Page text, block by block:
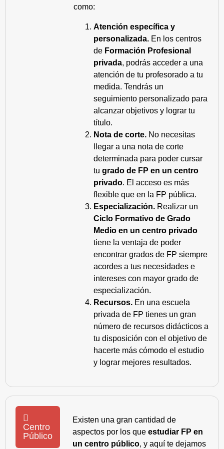
como:
Atención específica y
personalizada. En los centros
de Formación Profesional
privada, podrás acceder a una
atención de tu profesorado a tu
medida. Tendrás un
seguimiento personalizado para
alcanzar objetivos y lograr tu
título.
Nota de corte. No necesitas
llegar a una nota de corte
determinada para poder cursar
tu grado de FP en un centro
privado. El acceso es más
flexible que en la FP pública.
Especialización. Realizar un
Ciclo Formativo de Grado
Medio en un centro privado
tiene la ventaja de poder
encontrar grados de FP siempre
acordes a tus necesidades e
intereses con mayor grado de
especialización.
Recursos. En una escuela
privada de FP tienes un gran
número de recursos didácticos a
tu disposición con el objetivo de
hacerte más cómodo el estudio
y lograr mejores resultados.
Centro
Público
Existen una gran cantidad de
aspectos por los que estudiar FP en
un centro público, y aquí te dejamos